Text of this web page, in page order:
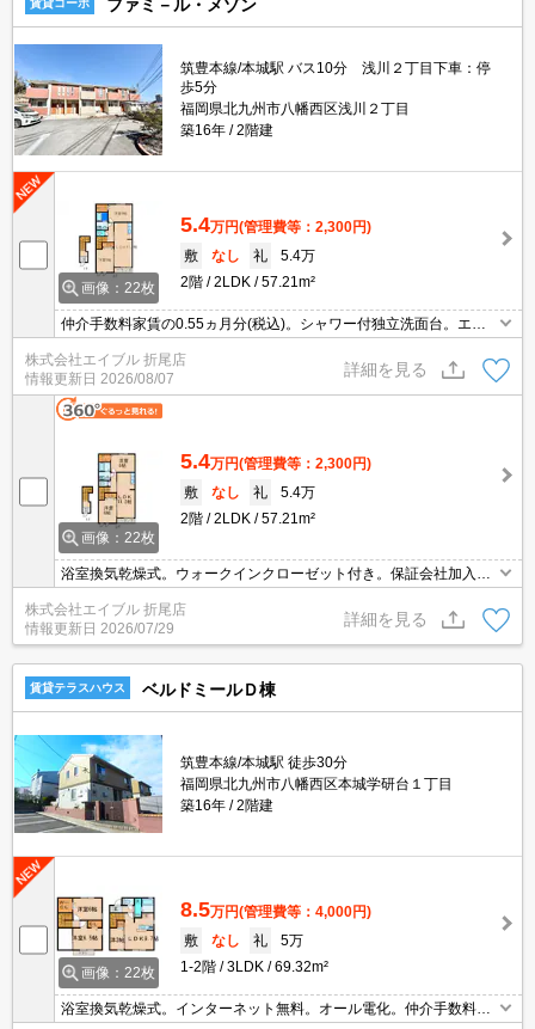
賃貸コーポ ファミ－ル・メゾン
筑豊本線/本城駅 バス10分 浅川２丁目下車：停
歩5分
福岡県北九州市八幡西区浅川２丁目
築16年
2階建
画像：22枚
5.4万円(管理費等：2,300円)
敷
なし 礼
5.4万
2階
2LDK 57.21m²
仲介手数料家賃の0.55ヵ月分(税込)。シャワー付独立洗面台。エア
コン1基付き。バス・トイレ別。TVインターホン付き。室内に洗濯
機置場あり。ウォークインクローゼット付き。
株式会社エイブル 折尾店
情報更新日 2026/08/07
詳細を見る
画像：22枚
5.4万円(管理費等：2,300円)
敷
なし 礼
5.4万
2階
2LDK 57.21m²
浴室換気乾燥式。ウォークインクローゼット付き。保証会社加入要
インターネット無料。TVインターホン付き。
株式会社エイブル 折尾店
情報更新日 2026/07/29
詳細を見る
賃貸テラスハウス ベルドミールＤ棟
筑豊本線/本城駅 徒歩30分
福岡県北九州市八幡西区本城学研台１丁目
築16年
2階建
画像：22枚
8.5万円(管理費等：4,000円)
敷
なし 礼
5万
1-2階
3LDK 69.32m²
浴室換気乾燥式。インターネット無料。オール電化。仲介手数料家